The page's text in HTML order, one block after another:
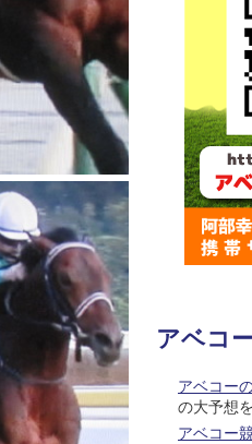
アベコ
アベコー
の大予想
アベコー